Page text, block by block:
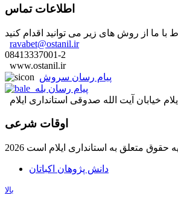
اطلاعات تماس
ravabet@ostanil.ir
08413337001-2
www.ostanil.ir
پیام رسان سروش
پیام رسان بله
ایلام خیابان آیت الله صدوقی استانداری ایلام
اوقات شرعی
دانش پژوهان اکباتان
بالا